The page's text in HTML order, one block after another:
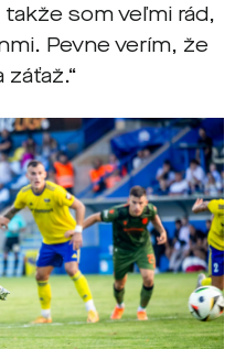
som veľmi rád,
Pevne verím, že
záťaž.“